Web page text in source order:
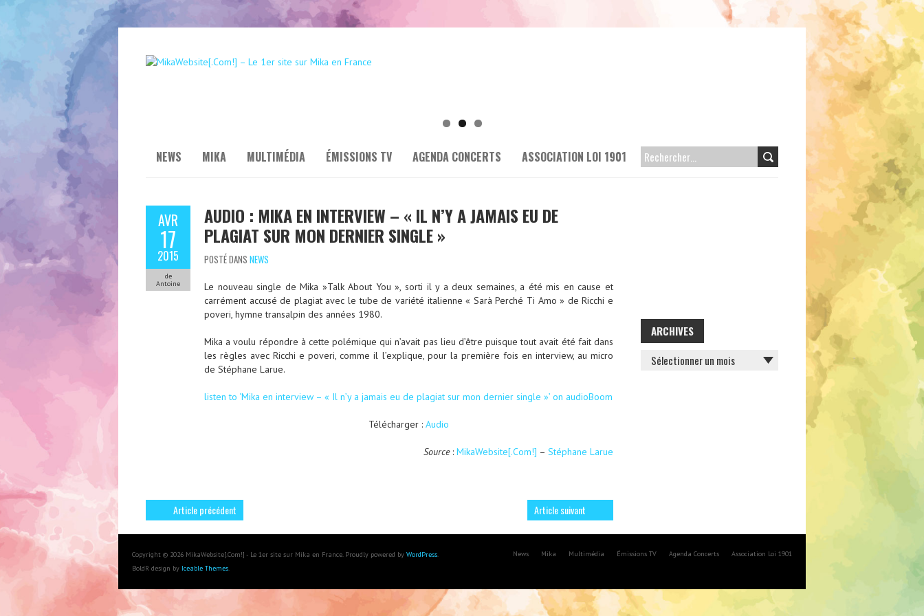
NEWS MIKA MULTIMÉDIA ÉMISSIONS TV AGENDA CONCERTS ASSOCIATION LOI 1901 RECHERCHER :
AVR
17
2015
de
Antoine
AUDIO : MIKA EN INTERVIEW – « IL N’Y A JAMAIS EU DE
PLAGIAT SUR MON DERNIER SINGLE »
POSTÉ DANS NEWS
Le nouveau single de Mika »Talk About You », sorti il y a deux semaines, a été mis en cause et
carrément accusé de plagiat avec le tube de variété italienne « Sarà Perché Ti Amo » de Ricchi e
poveri, hymne transalpin des années 1980.
Mika a voulu répondre à cette polémique qui n’avait pas lieu d’être puisque tout avait été fait dans
les règles avec Ricchi e poveri, comme il l’explique, pour la première fois en interview, au micro
de Stéphane Larue.
listen to ‘Mika en interview – « Il n’y a jamais eu de plagiat sur mon dernier single »’ on audioBoom
Télécharger : Audio
Source: MikaWebsite[.Com!] – Stéphane Larue
Article précédent Article suivant
ARCHIVES
ARCHIVES
Copyright © 2026 MikaWebsite[.Com!] - Le 1er site sur Mika en France. Proudly powered by WordPress.
BoldR design by Iceable Themes.
News Mika Multimédia Émissions TV Agenda Concerts Association Loi 1901